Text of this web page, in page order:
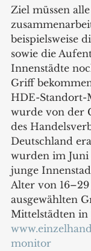
Ziel müssen
beispielsweise
sowie die
Innenstädte
Griff
HDE-Standort-
wurde von der
des
Deutschland
wurden im Juni
junge
Alter von
ausgewählten
Mittelstädten in
monitor